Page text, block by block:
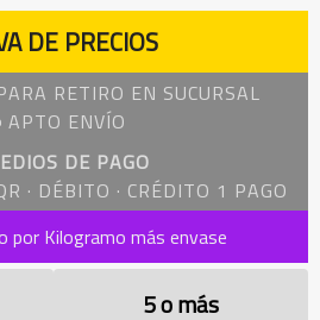
DE PRECIOS
RETIRO EN SUCURSAL
APTO ENVÍO
DE PAGO
· DÉBITO · CRÉDITO 1 PAGO
por Kilogramo más envase
5 o más